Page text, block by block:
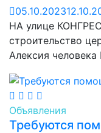
05.10.2023
НА улице
строительство
Алексия
Объявления
Требуются